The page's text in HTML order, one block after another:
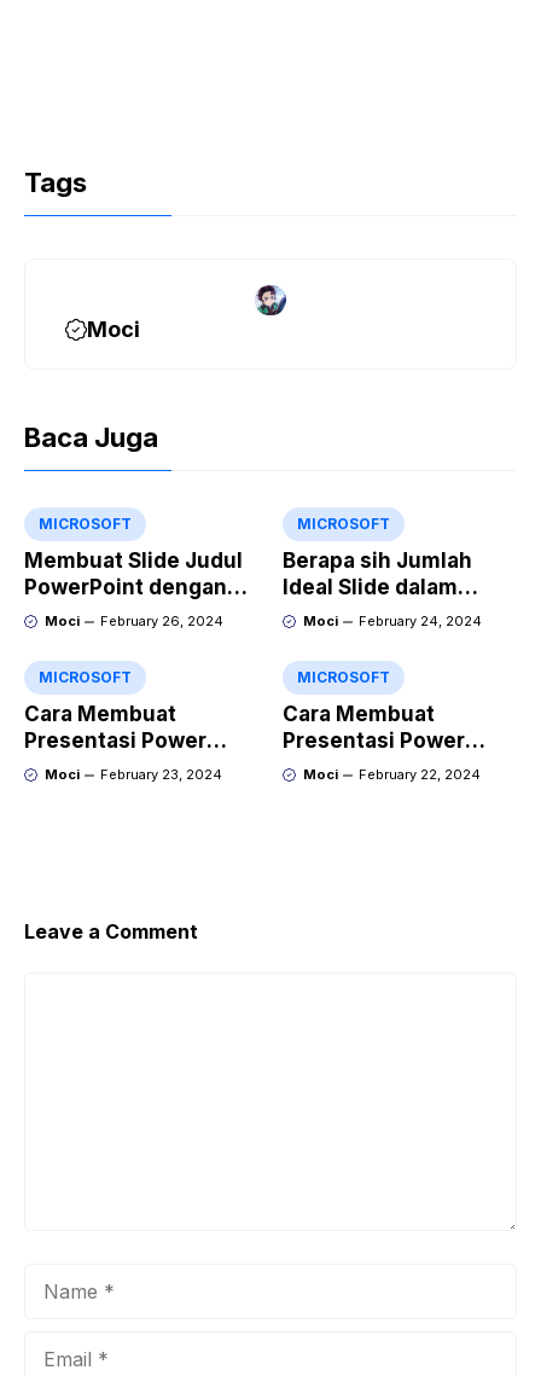
Tags
Moci
Baca Juga
MICROSOFT
Membuat Slide Judul
PowerPoint dengan
Video Animasi
Moci February 26, 2024
MICROSOFT
Berapa sih Jumlah
Ideal Slide dalam
Sebuah Materi Power
Moci February 24, 2024
MICROSOFT
Cara Membuat
Presentasi Power
Point yang Keren
Moci February 23, 2024
MICROSOFT
Cara Membuat
Presentasi Power
Point yang Menarik
Moci February 22, 2024
Leave a Comment